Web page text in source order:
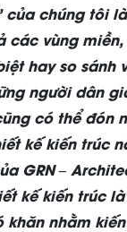
của chúng tôi
các vùng
hay so sánh
người dân
có thể đón
kế kiến trúc
GRN –
kế kiến trúc
khăn nhằm